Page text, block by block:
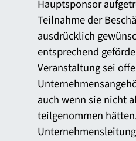
Hauptsponsor
Teilnahme der
ausdrücklich
entsprechend
Veranstaltung sei
auch wenn sie nicht
teilgenommen